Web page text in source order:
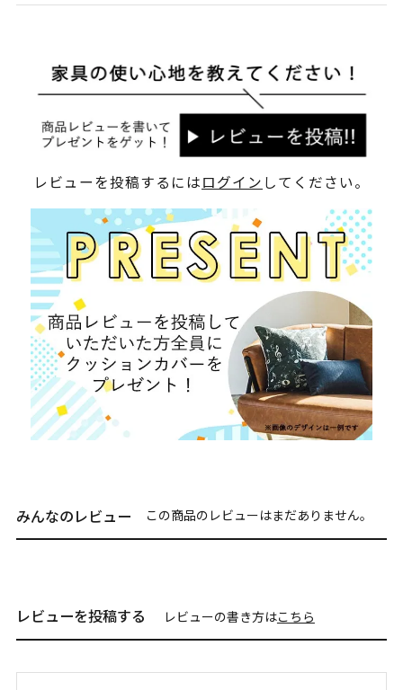
レビューを投稿するにはログイン してください。
みんなのレビュー この商品のレビューはまだありません。
レビューを投稿する レビューの書き方はこちら